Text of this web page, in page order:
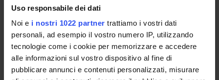
Uso responsabile dei dati
Noi e i nostri 1022 partner trattiamo i vostri dati
personali, ad esempio il vostro numero IP, utilizzando
tecnologie come i cookie per memorizzare e accedere
alle informazioni sul vostro dispositivo al fine di
pubblicare annunci e contenuti personalizzati, misurare
Didactic plan and student's guide
Lesson timetable
Exam calendar
Notices